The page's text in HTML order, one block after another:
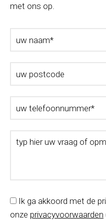
met ons op.
Ik ga akkoord met de
onze privacyvoorwaarden